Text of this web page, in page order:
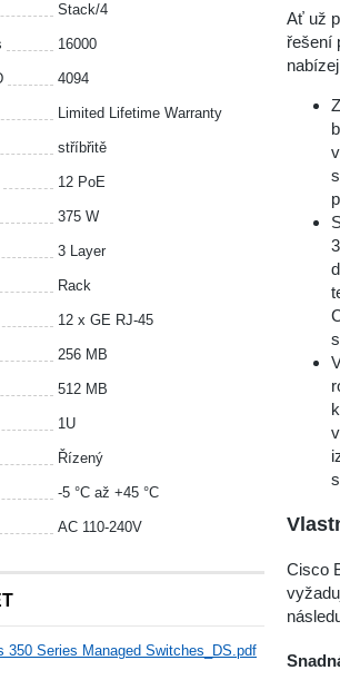
Stack/4
16000
4094
Limited Lifetime Warranty
stříbřitě
12 PoE
375 W
3 Layer
Rack
12 x GE RJ-45
256 MB
512 MB
1U
Řízený
-5 °С až +45 °С
AC 110-240V
350 Series Managed Switches_DS.pdf
Ať už
řešení
Cisco